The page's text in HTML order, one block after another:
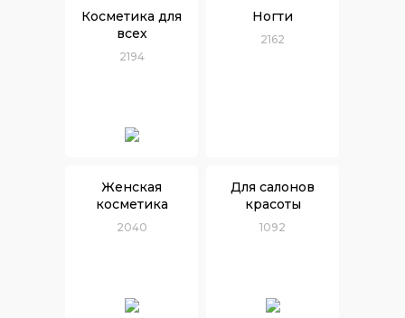
Косметика для
всех
2194
Ногти
2162
Женская
косметика
2040
Для салонов
красоты
1092